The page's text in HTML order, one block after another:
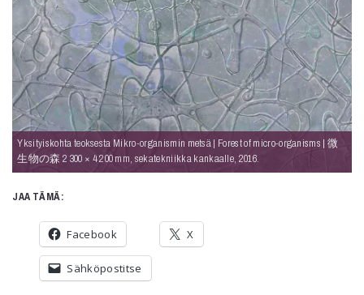
Yksityiskohta teoksesta Mikro-organismin metsä | Forest of micro-organisms | 微
生物の森 2 300 × 4 200 mm, sekatekniikka kankaalle, 2016.
JAA TÄMÄ:
Facebook X
Sähköpostitse